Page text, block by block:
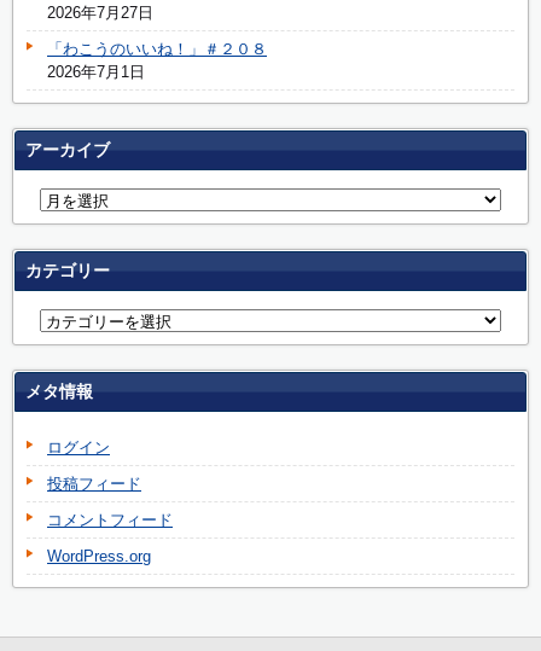
2026年7月27日
「わこうのいいね！」＃２０８
2026年7月1日
アーカイブ
カテゴリー
メタ情報
ログイン
投稿フィード
コメントフィード
WordPress.org